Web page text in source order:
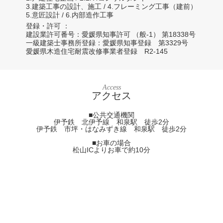
3.建築工事の設計、施工 / 4.フレーミング工事（建前）
5.意匠設計 / 6.内部造作工事
登録・許可
建設業許可番号：愛媛県知事許可 （般-1） 第18338号
一級建築士事務所登録：愛媛県知事登録 第3329号
愛媛県木造住宅耐震改修事業者登録 R2-145
Access
アクセス
■公共交通機関
伊予鉄 北伊予線 和泉駅 徒歩2分
伊予鉄 市坪・はなみずき線 和泉駅 徒歩2分
■お車の場合
松山ICよりお車で約10分